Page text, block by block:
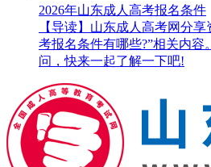
2026年山东成人高考报名条件
【导读】山东成人高考网分
考报名条件有哪些?”相关内容
问，快来一起了解一下吧!